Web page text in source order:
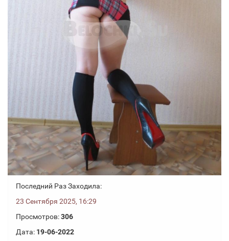
Последний Раз Заходила:
23 Сентября 2025, 16:29
Просмотров:306
Дата: 19-06-2022